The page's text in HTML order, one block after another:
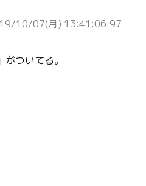
10/07(月) 13:41:06.97
ついてる。